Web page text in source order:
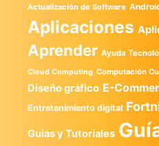
Actualización de Software
Aplicaciones
Aprender Ayuda
Cloud Computing Computación
Diseño gráfico E-
Entretenimiento digital
Guias y Tutoriales